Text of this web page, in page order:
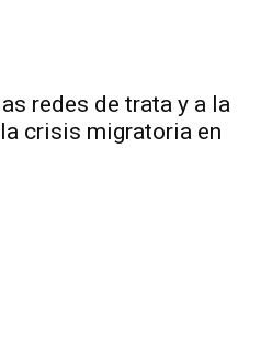
redes de trata y a la
crisis migratoria en